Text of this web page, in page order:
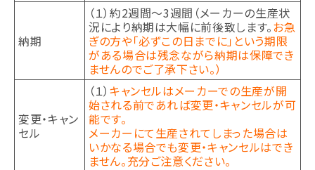
納期
（１）約2週間～3週間（メーカーの生産状
況により納期は大幅に前後致します。お急
ぎの方や「必ずこの日までに」という期限
がある場合は残念ながら納期は保障でき
ませんのでご了承下さい。）
変更・キャン
セル
（１） キャンセルはメーカーでの生産が開
始される前であれば変更・キャンセルが可
能です。
メーカーにて生産されてしまった場合は
いかなる場合でも変更・キャンセルはでき
ません。充分ご注意ください。